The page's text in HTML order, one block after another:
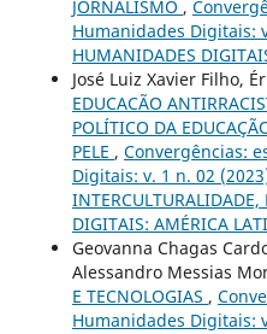
JORNALISMO ,
Humanidades Digitais:
HUMANIDADES
José Luiz Xavier Filho,
EDUCACÃO
POLÍTICO DA
PELE , Convergências:
Digitais: v. 1 n. 02
DIGITAIS: AMÉRICA
Geovanna Chagas
Alessandro Messias
E TECNOLOGIAS ,
Humanidades Digitais: